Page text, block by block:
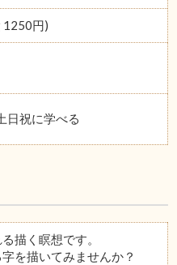
1250円)
日祝に学べる
描く瞑想です。
を描いてみませんか？